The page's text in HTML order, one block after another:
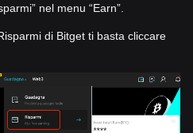
nel menu “Earn”.
di Bitget ti basta cliccare